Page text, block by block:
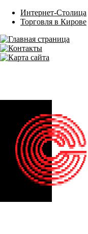
Интернет-Столица
Торговля в Кирове